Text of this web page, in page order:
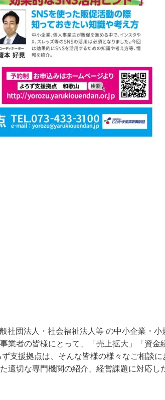
団法人・社会福祉法人等 の中小企業・小
業者の皆様にとって、「売上拡大」「資金
支援拠点は、そんな皆様の様々なご相談
適切な専門機関の紹介、経営課題に対応し